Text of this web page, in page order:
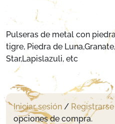
Pulseras de metal con
tigre, Piedra de
Star,Lapislazuli, etc
Iniciar sesión / Registrarse
opciones de compra.